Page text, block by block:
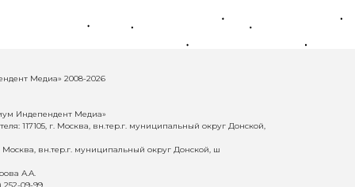
Медиа» 2008-2026
Индепендент Медиа»
117105, г. Москва, вн.тер.г. муниципальный округ Донской,
Москва, вн.тер.г. муниципальный округ Донской, ш
А.А.